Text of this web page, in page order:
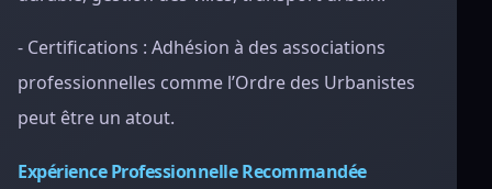
- Certifications : Adhésion à des associations
professionnelles comme l’Ordre des Urbanistes
peut être un atout.
Expérience Professionnelle Recommandée